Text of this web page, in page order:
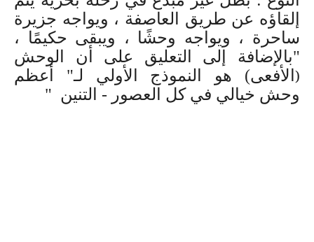
إلقاؤه عن طريق العاصفة ، ويواجه جزيرة
ساحرة ، ويواجه وحشًا ، ويبقى حكيمًا ،
"بالإضافة إلى التعليق على أن
الوحش
( الأفعى) هو النموذج الأولي لـ" أعظم
وحش خيالي في كل العصور - التنين "